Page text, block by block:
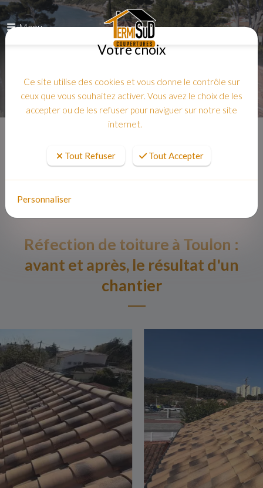
Menu
Réfection de toiture à Toulon :
avant et après, le résultat d'un
chantier
Votre choix
Ce site utilise des cookies et vous donne le contrôle sur
ceux que vous souhaitez activer. Vous avez le choix de les
accepter ou de les refuser pour naviguer sur notre site
internet.
Tout Refuser Tout Accepter
Personnaliser